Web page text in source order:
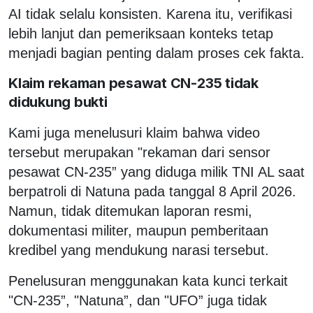
AI tidak selalu konsisten. Karena itu, verifikasi
lebih lanjut dan pemeriksaan konteks tetap
menjadi bagian penting dalam proses cek fakta.
Klaim rekaman pesawat CN-235 tidak
didukung bukti
Kami juga menelusuri klaim bahwa video
tersebut merupakan "rekaman dari sensor
pesawat CN-235” yang diduga milik TNI AL saat
berpatroli di Natuna pada tanggal 8 April 2026.
Namun, tidak ditemukan laporan resmi,
dokumentasi militer, maupun pemberitaan
kredibel yang mendukung narasi tersebut.
Penelusuran menggunakan kata kunci terkait
"CN-235”, "Natuna”, dan "UFO” juga tidak